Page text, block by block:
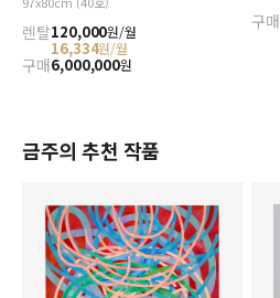
렌탈120,000원/월
16,334원/월
구매6,000,000원
구매
금주의 추천 작품